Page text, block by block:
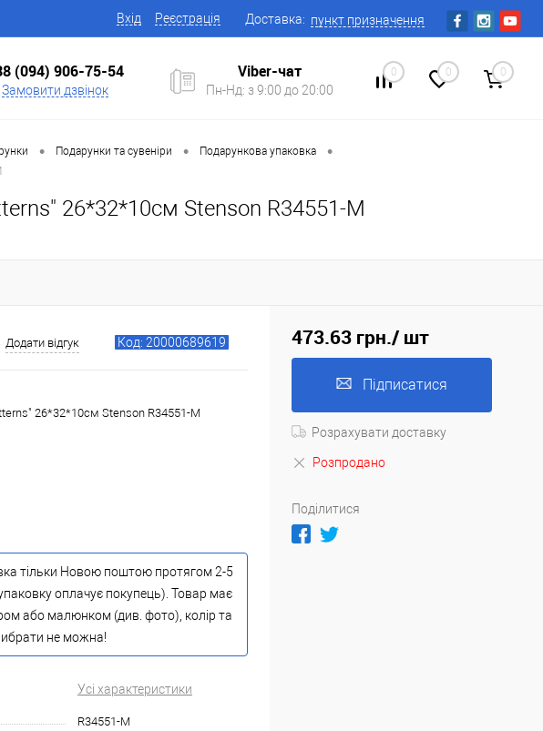
Вхід Реєстрація Доставка: пункт призначення
(094) 906-75-54
Замовити дзвінок
Viber-чат
Пн-Нд: з 9:00 до 20:00
0 0 0
• Подарунки та сувеніри • Подарункова упаковка •
26*32*10см Stenson R34551-M
Додати відгук Код: 20000689619
26*32*10см Stenson R34551-M
тільки Новою поштою протягом 2-5
оплачує покупець). Товар має
або малюнком (див. фото), колір та
не можна!
Усі характеристики
R34551-M
473.63 грн./ шт
Підписатися
Розрахувати доставку
Розпродано
Поділитися